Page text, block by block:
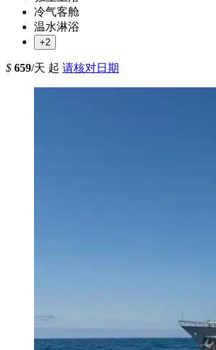
冷气客舱
温水淋浴
+2
$ 659/天 起 请核对日期